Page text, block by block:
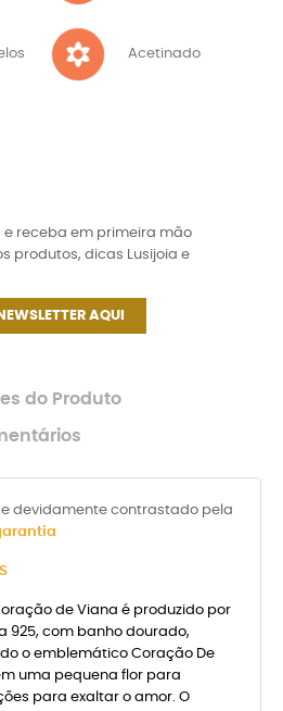
Acetinado
e receba em primeira mão
produtos, dicas Lusijoia e
AQUI
do Produto
devidamente contrastado pela
de Viana é produzido por
925, com banho dourado,
o emblemático Coração De
uma pequena flor para
para exaltar o amor. O